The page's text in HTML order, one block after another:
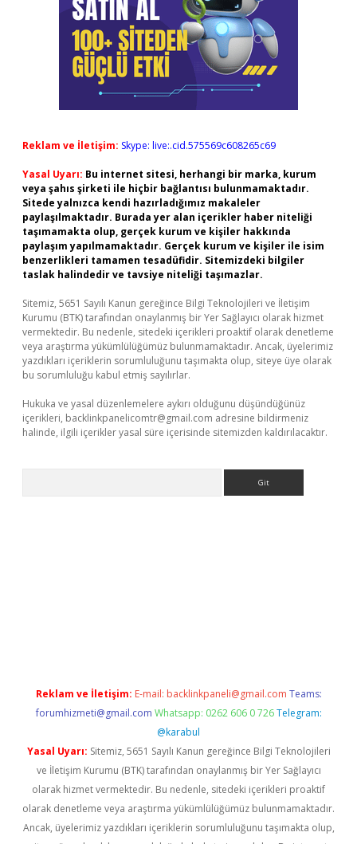
Reklam ve İletişim: Skype: live:.cid.575569c608265c69
Yasal Uyarı: Bu internet sitesi, herhangi bir marka, kurum
veya şahıs şirketi ile hiçbir bağlantısı bulunmamaktadır.
Sitede yalnızca kendi hazırladığımız makaleler
paylaşılmaktadır. Burada yer alan içerikler haber niteliği
taşımamakta olup, gerçek kurum ve kişiler hakkında
paylaşım yapılmamaktadır. Gerçek kurum ve kişiler ile isim
benzerlikleri tamamen tesadüfidir. Sitemizdeki bilgiler
taslak halindedir ve tavsiye niteliği taşımazlar.
Sitemiz, 5651 Sayılı Kanun gereğince Bilgi Teknolojileri ve İletişim
Kurumu (BTK) tarafından onaylanmış bir Yer Sağlayıcı olarak hizmet
vermektedir. Bu nedenle, sitedeki içerikleri proaktif olarak denetleme
veya araştırma yükümlülüğümüz bulunmamaktadır. Ancak, üyelerimiz
yazdıkları içeriklerin sorumluluğunu taşımakta olup, siteye üye olarak
bu sorumluluğu kabul etmiş sayılırlar.
Hukuka ve yasal düzenlemelere aykırı olduğunu düşündüğünüz
içerikleri, backlinkpanelicomtr@gmail.com adresine bildirmeniz
halinde, ilgili içerikler yasal süre içerisinde sitemizden kaldırılacaktır.
Reklam ve İletişim: E-mail: backlinkpaneli@gmail.com Teams:
forumhizmeti@gmail.com Whatsapp: 0262 606 0 726 Telegram:
@karabul
Yasal Uyarı: Sitemiz, 5651 Sayılı Kanun gereğince Bilgi Teknolojileri
ve İletişim Kurumu (BTK) tarafından onaylanmış bir Yer Sağlayıcı
olarak hizmet vermektedir. Bu nedenle, sitedeki içerikleri proaktif
olarak denetleme veya araştırma yükümlülüğümüz bulunmamaktadır.
Ancak, üyelerimiz yazdıkları içeriklerin sorumluluğunu taşımakta olup,